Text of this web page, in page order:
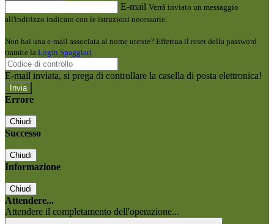
E-mail Verrà inviato un messaggio
all'indirizzo indicato con le istruzioni necessarie.
Non hai una e-mail associata al nome utente? Effettua il reset della password
tramite la Login Spaggiari
E-mail inviata, si prega di controllare la casella di posta elettronica!
Errore
Chiudi
Successo
Chiudi
Informazione
Chiudi
Attendere...
Attendere il completamento dell'operazione...